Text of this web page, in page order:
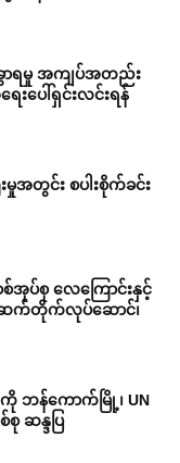
ာရမှု အကျပ်အတည်း
ေးပေါ်ရှင်းလင်းရန်
အတွင်း စပါးစိုက်ခင်း
ပ်စု လေကြောင်းနှင့်
က်တိုက်လုပ်ဆောင်၊
ဘန်ကောက်မြို့၊ UN
ဆန္ဒပြ